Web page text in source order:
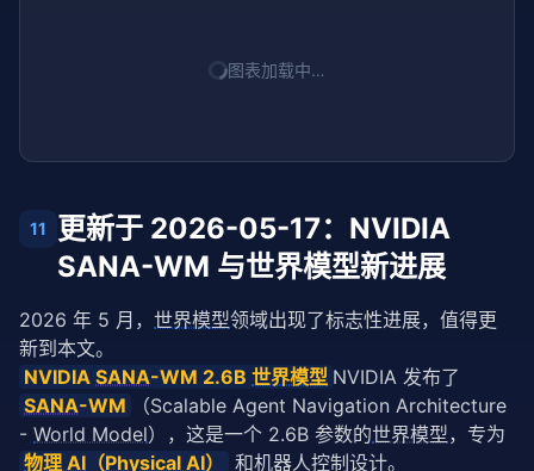
图表加载中…
11
更新于 2026-05-17：NVIDIA
SANA-WM 与世界模型新进展
2026 年 5 月， 世界模型领域出现了标志性进展，值得更
新到本文。
NVIDIA SANA-WM 2.6B 世界模型 NVIDIA 发布了
SANA-WM
（Scalable Agent Navigation Architecture
- World Model），这是一个 2.6B 参数的世界模型，专为
物理 AI （Physical AI）
和机器人控制设计。